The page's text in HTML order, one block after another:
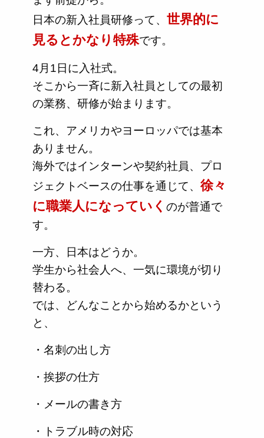
日本の新入社員研修って、 世界的に
見るとかなり特殊です。
4月1日に入社式。
そこから一斉に新入社員としての最初
の業務、研修が始まります。
これ、アメリカやヨーロッパでは基本
ありません。
海外ではインターンや契約社員、プロ
ジェクトベースの仕事を通じて、 徐々
に職業人になっていく のが普通で
す。
一方、日本はどうか。
学生から社会人へ、一気に環境が切り
替わる。
では、どんなことから始めるかという
と、
・名刺の出し方
・挨拶の仕方
・メールの書き方
・トラブル時の対応